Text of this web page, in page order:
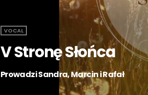
VOCAL
V Stronę Słońca
Prowadzi Sandra, Marcin i Rafał